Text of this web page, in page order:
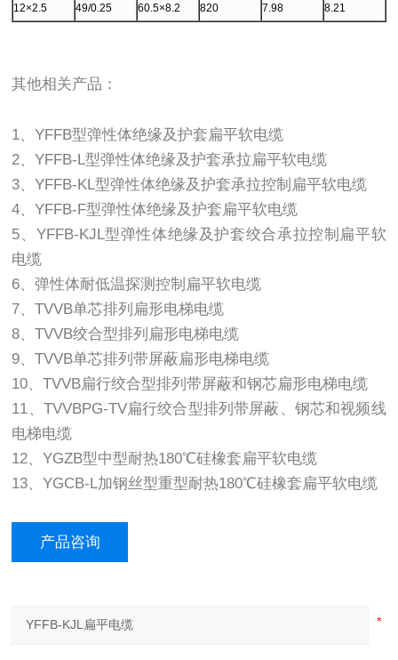
12×2.5 49/0.25 60.5×8.2 820 7.98 8.21
其他相关产品：
1、YFFB型弹性体绝缘及护套扁平软电缆
2、YFFB-L型弹性体绝缘及护套承拉扁平软电缆
3、YFFB-KL型弹性体绝缘及护套承拉控制扁平软电缆
4、YFFB-F型弹性体绝缘及护套扁平软电缆
5、YFFB-KJL型弹性体绝缘及护套绞合承拉控制扁平软
电缆
6、弹性体耐低温探测控制扁平软电缆
7、TVVB单芯排列扁形电梯电缆
8、TVVB绞合型排列扁形电梯电缆
9、TVVB单芯排列带屏蔽扁形电梯电缆
10、TVVB扁行绞合型排列带屏蔽和钢芯扁形电梯电缆
11、TVVBPG-TV扁行绞合型排列带屏蔽、钢芯和视频线
电梯电缆
12、YGZB型中型耐热180℃硅橡套扁平软电缆
13、YGCB-L加钢丝型重型耐热180℃硅橡套扁平软电缆
产品咨询